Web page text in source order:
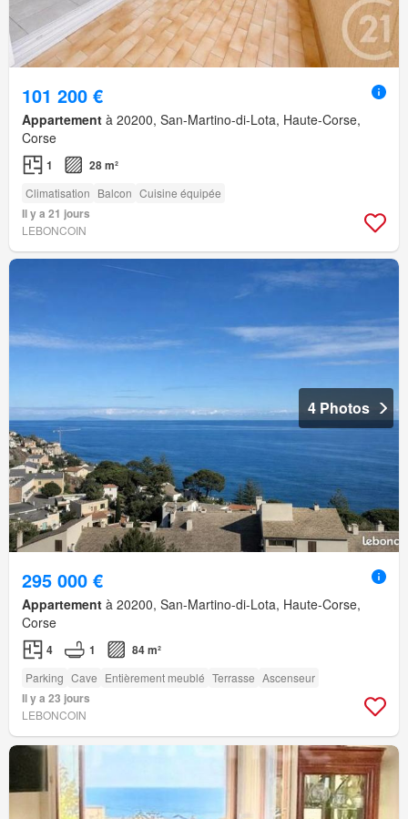
101 200 €
Appartement à 20200, San-Martino-di-Lota, Haute-Corse,
Corse
1 28 m²
Climatisation Balcon Cuisine équipée
Il y a 21 jours
LEBONCOIN
4 Photos
295 000 €
Appartement à 20200, San-Martino-di-Lota, Haute-Corse,
Corse
4 1 84 m²
Parking Cave Entièrement meublé Terrasse Ascenseur
Il y a 23 jours
LEBONCOIN